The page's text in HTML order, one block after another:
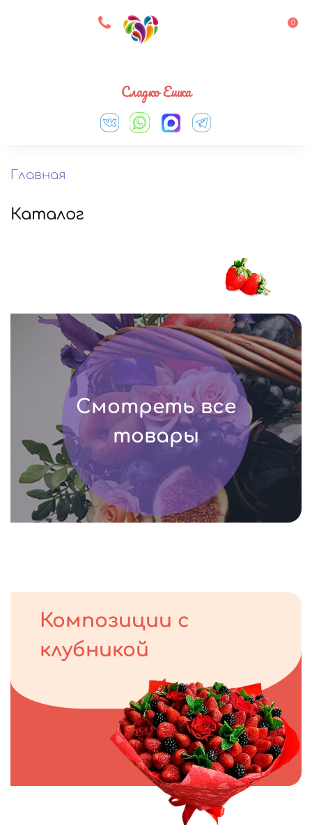
8 927 083 33 05 0
Сладко Ешка
Главная
Каталог
Смотреть все
товары
Композиции с
клубникой